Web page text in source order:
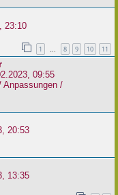
23:10
1 … 8 9 10 11
09:55
Anpassungen /
20:53
13:35